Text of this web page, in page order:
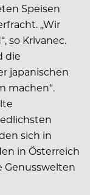
Speisen
„Wir
so Krivanec.
die
japanischen
machen“.
sich in
in Österreich
Genusswelten